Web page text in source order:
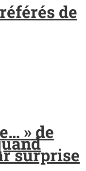
de
» de
surprise